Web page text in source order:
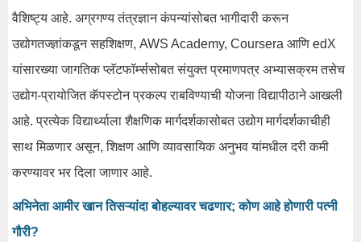
वैशिष्ट्य आहे. अग्रगण्य तंत्रज्ञान कंपन्यांसोबत भागीदारी करून
उद्योगतज्ज्ञांकडून सहशिक्षण, AWS Academy, Coursera आणि edX
यांसारख्या जागतिक प्लॅटफॉर्म्ससोबत संयुक्त प्रमाणपत्र अभ्यासक्रम तसेच
उद्योग-प्रायोजित कॅपस्टोन प्रकल्प राबविण्याची योजना विद्यापीठाने आखली
आहे. प्रत्येक विद्यार्थ्याला शैक्षणिक मार्गदर्शकासोबत उद्योग मार्गदर्शकाचीही
साथ मिळणार असून, शिक्षण आणि व्यावसायिक अनुभव यांमधील दरी कमी
करण्यावर भर दिला जाणार आहे.
अभिनेता आमीर खान तिसऱ्यांदा बोहल्यावर चढणार; कोण आहे होणारी पत्नी
गौरी?